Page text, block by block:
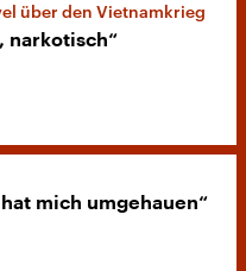
über den Vietnamkrieg
narkotisch“
mich umgehauen“